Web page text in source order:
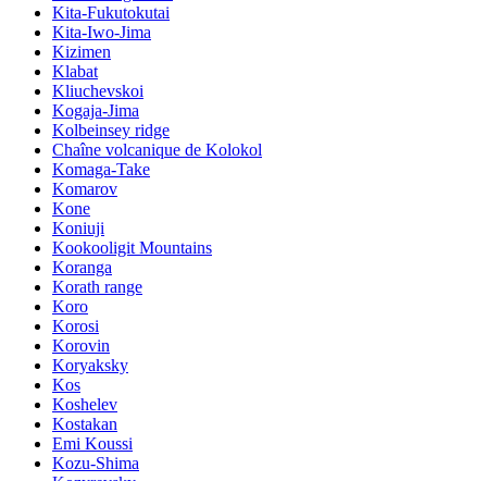
Kita-Fukutokutai
Kita-Iwo-Jima
Kizimen
Klabat
Kliuchevskoi
Kogaja-Jima
Kolbeinsey ridge
Chaîne volcanique de Kolokol
Komaga-Take
Komarov
Kone
Koniuji
Kookooligit Mountains
Koranga
Korath range
Koro
Korosi
Korovin
Koryaksky
Kos
Koshelev
Kostakan
Emi Koussi
Kozu-Shima